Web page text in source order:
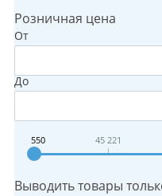
Розничная цена
От
До
550 45 221
Выводить товары